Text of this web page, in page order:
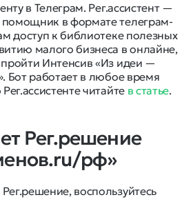
в Телеграм. Рег.ассистент —
в формате телеграм-
доступ к библиотеке полезных
малого бизнеса в онлайне,
Интенсив «Из идеи —
Бот работает в любое время
читайте в статье.
Рег.решение
рф»
воспользуйтесь